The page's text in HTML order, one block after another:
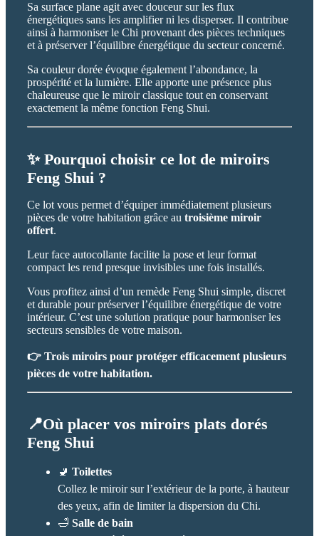
Sa surface plane agit avec douceur sur les flux
énergétiques sans les amplifier ni les disperser. Il contribue
ainsi à harmoniser le Chi provenant des pièces techniques
et à préserver l’équilibre énergétique du secteur concerné.
Sa couleur dorée évoque également l’abondance, la
prospérité et la lumière. Elle apporte une présence plus
chaleureuse que le miroir classique tout en conservant
exactement la même fonction Feng Shui.
✨ Pourquoi choisir ce lot de miroirs
Feng Shui ?
Ce lot vous permet d’équiper immédiatement plusieurs
pièces de votre habitation grâce au troisième miroir
offert.
Leur face autocollante facilite la pose et leur format
compact les rend presque invisibles une fois installés.
Vous profitez ainsi d’un remède Feng Shui simple, discret
et durable pour préserver l’équilibre énergétique de votre
intérieur. C’est une solution pratique pour harmoniser les
secteurs sensibles de votre maison.
👉 Trois miroirs pour protéger efficacement plusieurs
pièces de votre habitation.
📍Où placer vos miroirs plats dorés
Feng Shui
🚽Toilettes
Collez le miroir sur l’extérieur de la porte, à hauteur
des yeux, afin de limiter la dispersion du Chi.
🛁Salle de bain